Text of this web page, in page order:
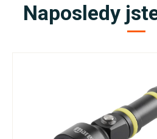
Naposledy